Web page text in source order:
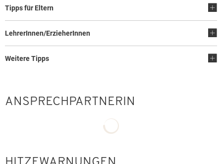
Tipps für Eltern
LehrerInnen/ErzieherInnen
Weitere Tipps
ANSPRECHPARTNERIN